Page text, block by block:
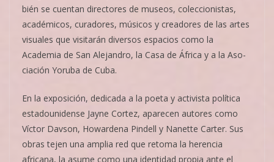
bién se cuentan directores de museos, coleccionistas,
académicos, curadores, músicos y creadores de las artes
vi­suales que visitarán diversos espacios como la
Academia de San Ale­jan­dro, la Casa de África y a la Aso­
ciación Yoruba de Cuba.
En la exposición, dedicada a la poeta y activista política
estadounidense Jayne Cortez, aparecen autores como
Víctor Davson, Howar­dena Pindell y Nanette Carter. Sus
obras tejen una amplia red que retoma la herencia
africana, la asume como una identidad propia ante el